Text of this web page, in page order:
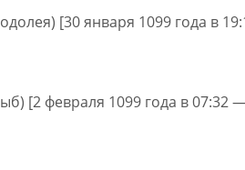
[30 января 1099 года в
[2 февраля 1099 года в 07:32